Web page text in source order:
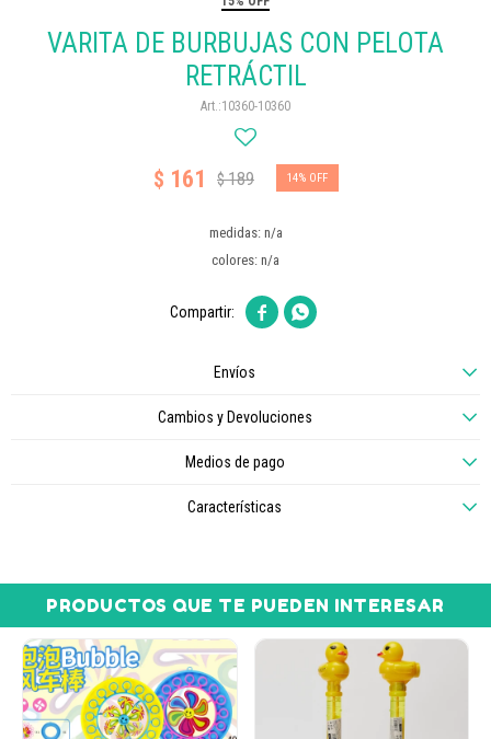
VARITA DE BURBUJAS CON PELOTA
RETRÁCTIL
10360-10360
$ 161 $189 14
medidas: n/a
colores: n/a
 
Envíos
Cambios y Devoluciones
Medios de pago
Características
PRODUCTOS QUE TE PUEDEN INTERESAR